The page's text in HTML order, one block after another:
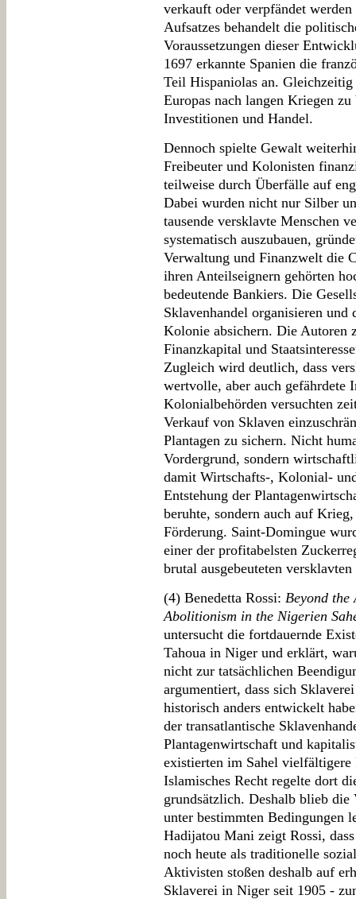
verkauft oder verpfändet
Aufsatzes behandelt die
Voraussetzungen dieser
1697 erkannte Spanien die
Teil Hispaniolas an.
Europas nach langen Kriegen
Investitionen und Handel.
Dennoch spielte Gewalt
Freibeuter und Kolonisten
teilweise durch Überfälle auf
Dabei wurden nicht nur Silber
tausende versklavte Menschen
systematisch auszubauen,
Verwaltung und Finanzwelt die
ihren Anteilseignern gehörten
bedeutende Bankiers. Die
Sklavenhandel organisieren
Kolonie absichern. Die Autoren
Finanzkapital und
Zugleich wird deutlich, dass
wertvolle, aber auch gefährdete
Kolonialbehörden versuchten
Verkauf von Sklaven
Plantagen zu sichern. Nicht
Vordergrund, sondern
damit Wirtschafts-, Kolonial-
Entstehung der
beruhte, sondern auch auf
Förderung. Saint-Domingue
einer der profitabelsten
brutal ausgebeuteten
(4) Benedetta Rossi: Beyond
Abolitionism in the Nigerien
untersucht die fortdauernde
Tahoua in Niger und erklärt,
nicht zur tatsächlichen
argumentiert, dass sich
historisch anders entwickelt
der transatlantische
Plantagenwirtschaft und
existierten im Sahel
Islamisches Recht regelte dort
grundsätzlich. Deshalb blieb die
unter bestimmten Bedingungen
Hadijatou Mani zeigt Rossi,
noch heute als traditionelle
Aktivisten stoßen deshalb auf
Sklaverei in Niger seit 1905 -